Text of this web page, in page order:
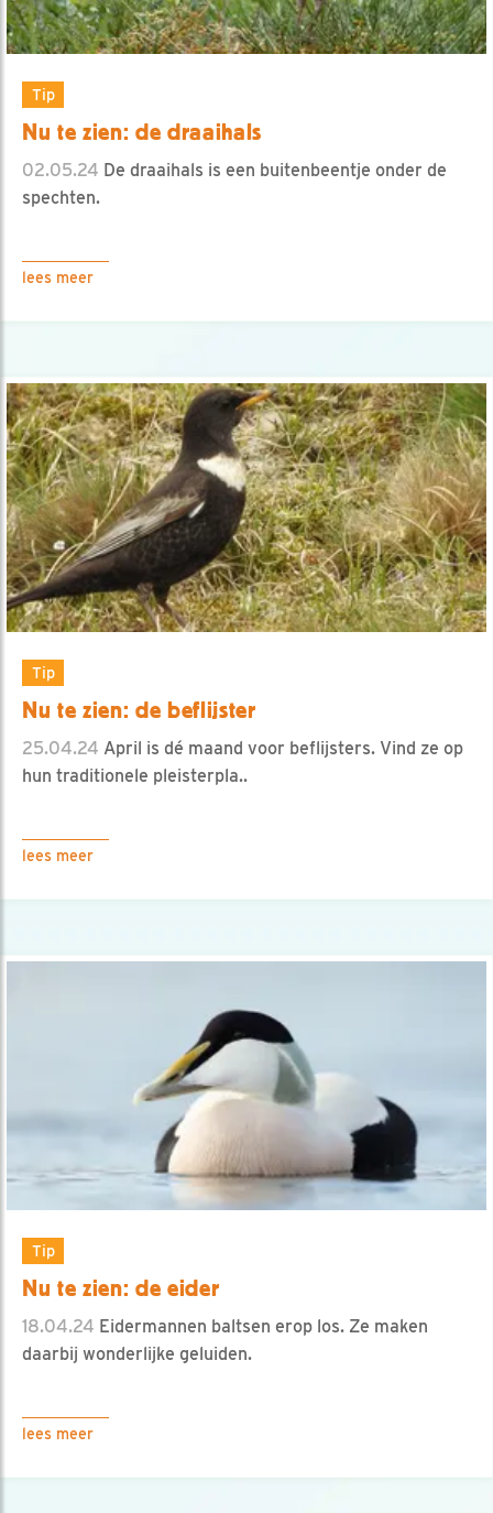
Tip
Nu te zien: de draaihals
02.05.24 De draaihals is een buitenbeentje onder de
spechten.
lees meer
Tip
Nu te zien: de beflijster
25.04.24 April is dé maand voor beflijsters. Vind ze op
hun traditionele pleisterpla..
lees meer
Tip
Nu te zien: de eider
18.04.24 Eidermannen baltsen erop los. Ze maken
daarbij wonderlijke geluiden.
lees meer